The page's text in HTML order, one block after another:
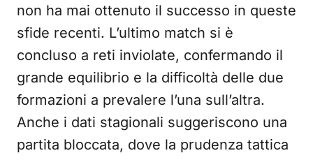
non ha mai ottenuto il successo in queste
sfide recenti. L’ultimo match si è
concluso a reti inviolate, confermando il
grande equilibrio e la difficoltà delle due
formazioni a prevalere l’una sull’altra.
Anche i dati stagionali suggeriscono una
partita bloccata, dove la prudenza tattica